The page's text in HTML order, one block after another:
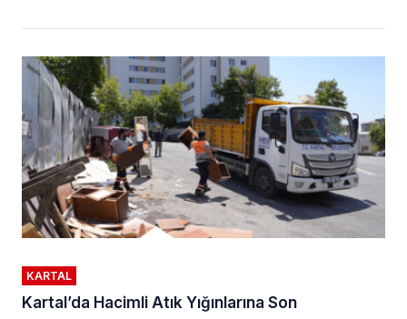
KARTAL
Kartal’da Hacimli Atık Yığınlarına Son